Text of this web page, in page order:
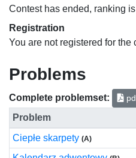
Contest has ended, ranking
Registration
You are not registered for the
Problems
Complete problemset:
Problem
Ciepłe skarpety (A)